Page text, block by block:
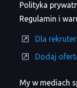
My w mediach
Polityka
Regulamin i
Dla
Dodaj